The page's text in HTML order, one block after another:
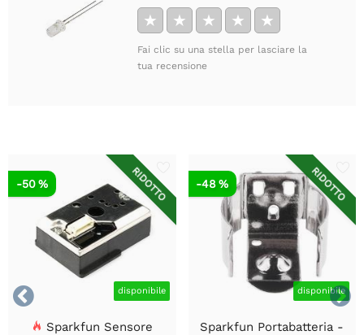
★ ★ ★ ★ ★
Fai clic su una stella per lasciare la
tua recensione


RIDOTTO
disponibile
-50 %
Sparkfun Sensore
RIDOTTO
disponibile
-48 %
Sparkfun Portabatteria -